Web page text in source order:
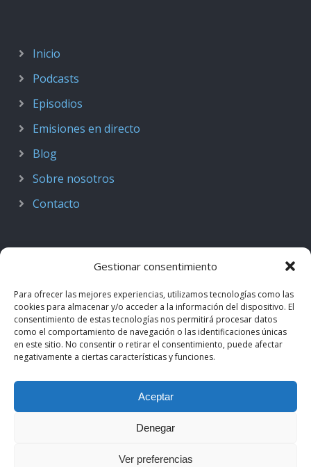
Gestionar consentimiento
Para ofrecer las mejores experiencias, utilizamos tecnologías como las
cookies para almacenar y/o acceder a la información del dispositivo. El
consentimiento de estas tecnologías nos permitirá procesar datos
como el comportamiento de navegación o las identificaciones únicas
en este sitio. No consentir o retirar el consentimiento, puede afectar
negativamente a ciertas características y funciones.
Aceptar
Denegar
Ver preferencias
Inicio
Podcasts
Episodios
Emisiones en directo
Blog
Sobre nosotros
Contacto
Podcast de Medicina · by casiMedicos
Radio casiMedicos
. Los contenidos pertenecen a sus
autores originales y se muestran mediante